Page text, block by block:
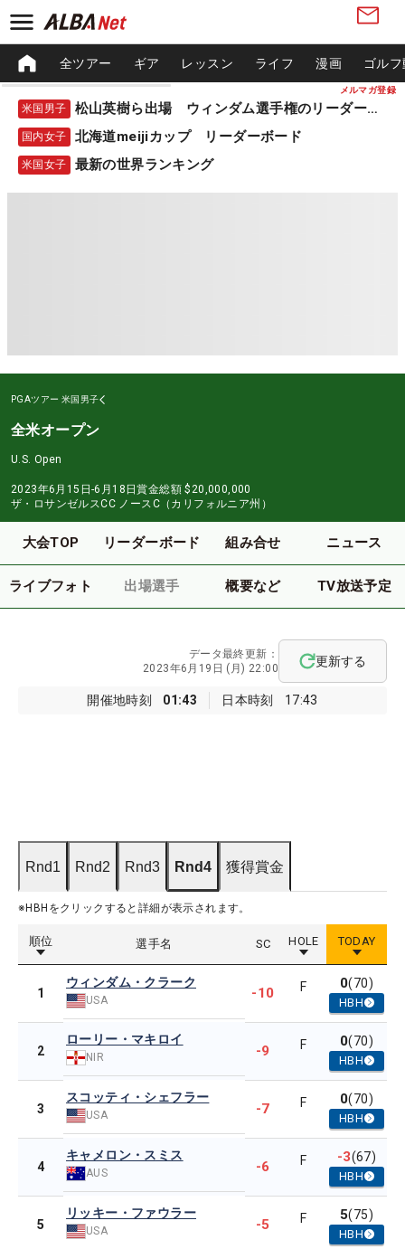
メルマガ登録
全ツアー ギア レッスン ライフ 漫画 ゴル
米国男子 松山英樹ら出場 ウィンダム選手権のリーダーボード
国内女子 北海道meijiカップ リーダーボード
米国女子 最新の世界ランキング
PGAツアー 米国男子
全米オープン
U.S. Open
2023年6月15日-6月18日賞金総額 $20,000,000
ザ・ロサンゼルスCC ノースC（カリフォルニア州）
大会TOP リーダーボード 組み合せ ニュース
ライブフォト 出場選手 概要など TV放送予定
開催地時刻 01:43 日本時刻 17:43
データ最終更新：
2023年6月19日 (月) 22:00
更新する
Rnd1 Rnd2 Rnd3 Rnd4 獲得賞金
※HBHをクリックすると詳細が表示されます。
順位 選手名 SC HOLE TODAY
1
ウィンダム・クラーク
USA -10 F 0(70)
HBH
2
ローリー・マキロイ
NIR -9 F 0(70)
HBH
3
スコッティ・シェフラー
USA -7 F 0(70)
HBH
4
キャメロン・スミス
AUS -6 F -3(67)
HBH
5
リッキー・ファウラー
USA -5 F 5(75)
HBH